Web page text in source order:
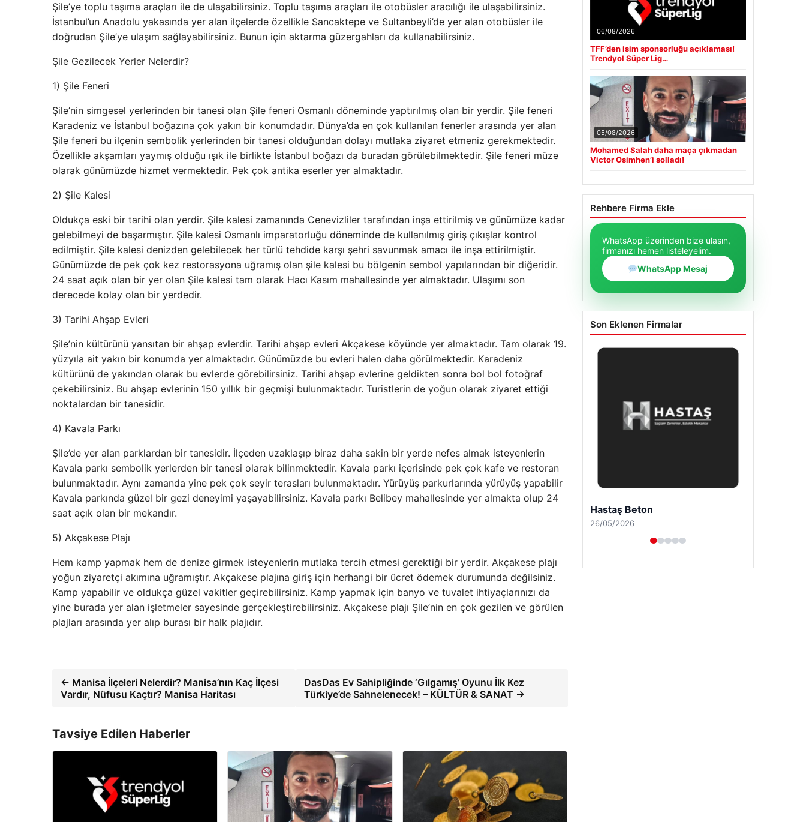
Şile’ye toplu taşıma araçları ile de ulaşabilirsiniz. Toplu taşıma araçları ile otobüsler aracılığı ile ulaşabilirsiniz.
İstanbul’un Anadolu yakasında yer alan ilçelerde özellikle Sancaktepe ve Sultanbeyli’de yer alan otobüsler ile
doğrudan Şile’ye ulaşım sağlayabilirsiniz. Bunun için aktarma güzergahları da kullanabilirsiniz.
Şile Gezilecek Yerler Nelerdir?
1) Şile Feneri
Şile’nin simgesel yerlerinden bir tanesi olan Şile feneri Osmanlı döneminde yaptırılmış olan bir yerdir. Şile feneri
Karadeniz ve İstanbul boğazına çok yakın bir konumdadır. Dünya’da en çok kullanılan fenerler arasında yer alan
Şile feneri bu ilçenin sembolik yerlerinden bir tanesi olduğundan dolayı mutlaka ziyaret etmeniz gerekmektedir.
Özellikle akşamları yaymış olduğu ışık ile birlikte İstanbul boğazı da buradan görülebilmektedir. Şile feneri müze
olarak günümüzde hizmet vermektedir. Pek çok antika eserler yer almaktadır.
2) Şile Kalesi
Oldukça eski bir tarihi olan yerdir. Şile kalesi zamanında Cenevizliler tarafından inşa ettirilmiş ve günümüze kadar
gelebilmeyi de başarmıştır. Şile kalesi Osmanlı imparatorluğu döneminde de kullanılmış giriş çıkışlar kontrol
edilmiştir. Şile kalesi denizden gelebilecek her türlü tehdide karşı şehri savunmak amacı ile inşa ettirilmiştir.
Günümüzde de pek çok kez restorasyona uğramış olan şile kalesi bu bölgenin sembol yapılarından bir diğeridir.
24 saat açık olan bir yer olan Şile kalesi tam olarak Hacı Kasım mahallesinde yer almaktadır. Ulaşımı son
derecede kolay olan bir yerdedir.
3) Tarihi Ahşap Evleri
Şile’nin kültürünü yansıtan bir ahşap evlerdir. Tarihi ahşap evleri Akçakese köyünde yer almaktadır. Tam olarak 19.
yüzyıla ait yakın bir konumda yer almaktadır. Günümüzde bu evleri halen daha görülmektedir. Karadeniz
kültürünü de yakından olarak bu evlerde görebilirsiniz. Tarihi ahşap evlerine geldikten sonra bol bol fotoğraf
çekebilirsiniz. Bu ahşap evlerinin 150 yıllık bir geçmişi bulunmaktadır. Turistlerin de yoğun olarak ziyaret ettiği
noktalardan bir tanesidir.
4) Kavala Parkı
Şile’de yer alan parklardan bir tanesidir. İlçeden uzaklaşıp biraz daha sakin bir yerde nefes almak isteyenlerin
Kavala parkı sembolik yerlerden bir tanesi olarak bilinmektedir. Kavala parkı içerisinde pek çok kafe ve restoran
bulunmaktadır. Aynı zamanda yine pek çok seyir terasları bulunmaktadır. Yürüyüş parkurlarında yürüyüş yapabilir
Kavala parkında güzel bir gezi deneyimi yaşayabilirsiniz. Kavala parkı Belibey mahallesinde yer almakta olup 24
saat açık olan bir mekandır.
5) Akçakese Plajı
Hem kamp yapmak hem de denize girmek isteyenlerin mutlaka tercih etmesi gerektiği bir yerdir. Akçakese plajı
yoğun ziyaretçi akımına uğramıştır. Akçakese plajına giriş için herhangi bir ücret ödemek durumunda değilsiniz.
Kamp yapabilir ve oldukça güzel vakitler geçirebilirsiniz. Kamp yapmak için banyo ve tuvalet ihtiyaçlarınızı da
yine burada yer alan işletmeler sayesinde gerçekleştirebilirsiniz. Akçakese plajı Şile’nin en çok gezilen ve görülen
plajları arasında yer alıp burası bir halk plajıdır.
← Manisa İlçeleri Nelerdir? Manisa’nın Kaç İlçesi
Vardır, Nüfusu Kaçtır? Manisa Haritası
DasDas Ev Sahipliğinde ‘Gılgamış’ Oyunu İlk Kez
Türkiye’de Sahnelenecek! – KÜLTÜR & SANAT →
Tavsiye Edilen Haberler
06/08/2026
TFF’den isim sponsorluğu açıklaması!
Trendyol Süper Lig…
05/08/2026
Mohamed Salah daha maça çıkmadan
Victor Osimhen’i solladı!
Rehbere Firma Ekle
WhatsApp üzerinden bize ulaşın,
firmanızı hemen listeleyelim.
WhatsApp Mesaj
Son Eklenen Firmalar
Enes Kaplan Avukatlık Bürosu
28/04/2026